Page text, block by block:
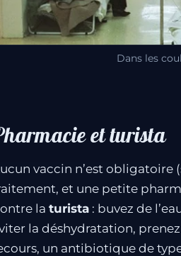
Dans les
et turista
vaccin n’est obligatoire
et une petite
la turista : buvez de
la déshydratation,
un antibiotique de